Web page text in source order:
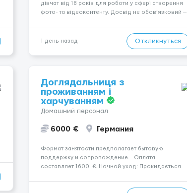
дівчат від 18 років для роботи у сфері створення
фото- та відеоконтенту. Досвід не обов’язковий —
конфіденційність і професійну підтримку.
Працюємо офіційно, поважаємо особ...
1 день назад Откликнуться
Доглядальниця з
проживанням і
харчуванням
Домашний персонал
6000 € Германия
Формат занятости предполагает бытовую
поддержку и сопровождение. Оплата
составляет 1600 €. Ночной уход: Прокидається